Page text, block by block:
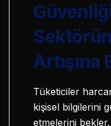
Artışına
Tüketiciler
kişisel bilgilerini
etmelerini